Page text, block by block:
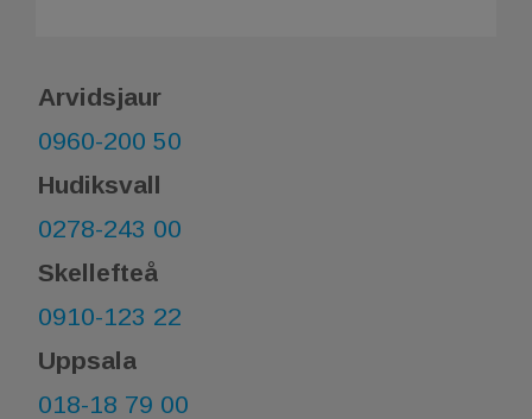
Arvidsjaur
0960-200 50
Hudiksvall
0278-243 00
Skellefteå
0910-123 22
Uppsala
018-18 79 00